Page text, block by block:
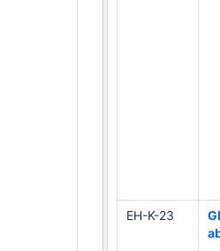
EH-K-23